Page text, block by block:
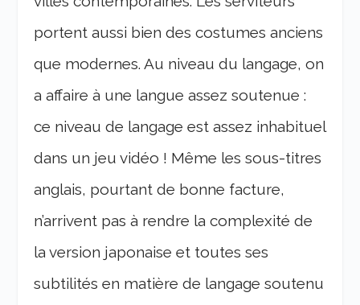
portent aussi bien des costumes anciens
que modernes. Au niveau du langage, on
a affaire à une langue assez soutenue :
ce niveau de langage est assez inhabituel
dans un jeu vidéo ! Même les sous-titres
anglais, pourtant de bonne facture,
n’arrivent pas à rendre la complexité de
la version japonaise et toutes ses
subtilités en matière de langage soutenu